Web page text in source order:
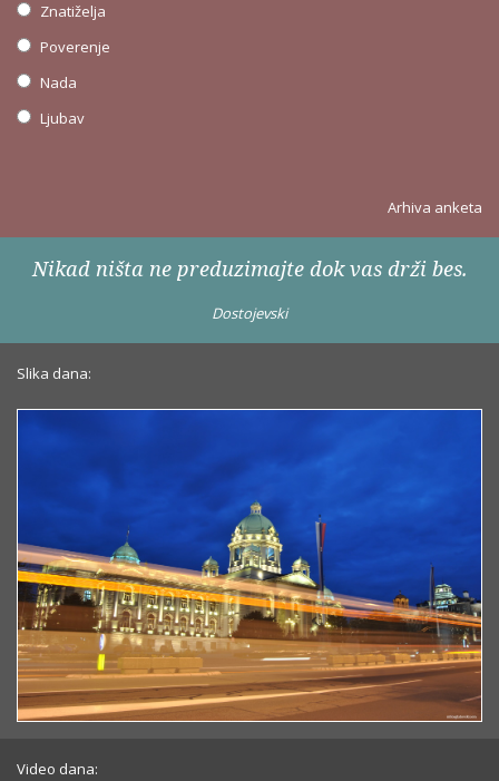
Znatiželja
Poverenje
Nada
Ljubav
Arhiva anketa
Nikad ništa ne preduzimajte dok vas drži bes.
Dostojevski
Slika dana:
Video dana: